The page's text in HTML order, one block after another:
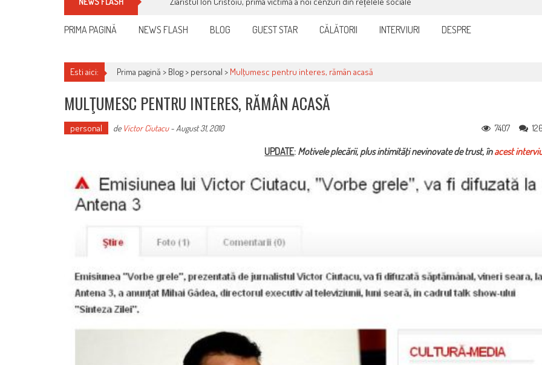
PRIMA PAGINĂ NEWS FLASH BLOG GUEST STAR CĂLĂTORII INTERVIURI DESPRE
Esti aici: Prima pagină > Blog> personal > Mulţumesc pentru interes, rămân acasă
MULŢUMESC PENTRU INTERES, RĂMÂN ACASĂ
personal de Victor Ciutacu- August 31, 2010 7407
UPDATE: Motivele plecării, plus intimităţi nevinovate de trust, înacest